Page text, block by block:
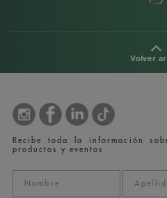
Volver
Recibe toda la información
productos y eventos